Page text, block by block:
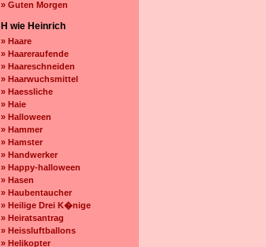
» Guten Morgen
H wie Heinrich
» Haare
» Haareraufende
» Haareschneiden
» Haarwuchsmittel
» Haessliche
» Haie
» Halloween
» Hammer
» Hamster
» Handwerker
» Happy-halloween
» Hasen
» Haubentaucher
» Heilige Drei K�nige
» Heiratsantrag
» Heissluftballons
» Helikopter